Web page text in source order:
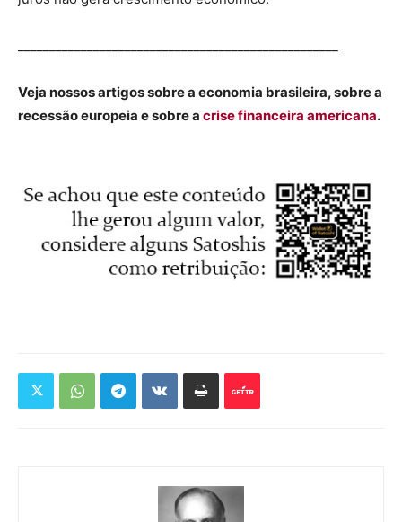
Veja nossos artigos sobre a economia brasileira, sobre a
recessão europeia e sobre a crise financeira americana.